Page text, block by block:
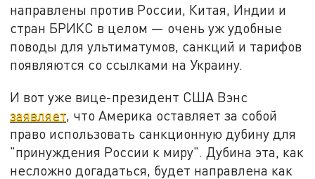
направлены против России, Китая, Индии и
стран БРИКС в целом — очень уж удобные
поводы для ультиматумов, санкций и тарифов
появляются со ссылками на Украину.
И вот уже вице-президент США Вэнс
заявляет, что Америка оставляет за собой
право использовать санкционную дубину для
"принуждения России к миру". Дубина эта, как
несложно догадаться, будет направлена как